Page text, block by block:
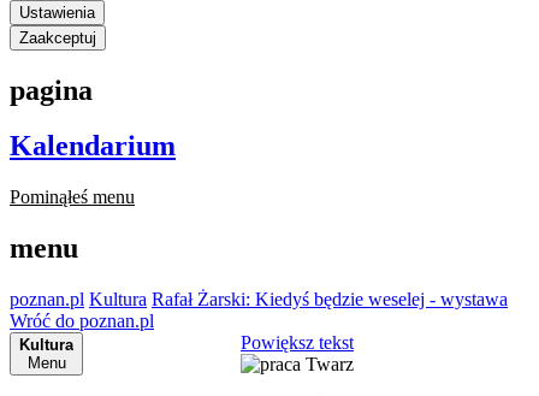
Ustawienia
Zaakceptuj
pagina
Kalendarium
Pominąłeś menu
menu
poznan.pl Kultura Rafał Żarski: Kiedyś będzie weselej - wystawa
Wróć do poznan.pl
Kultura
Menu
Powiększ tekst